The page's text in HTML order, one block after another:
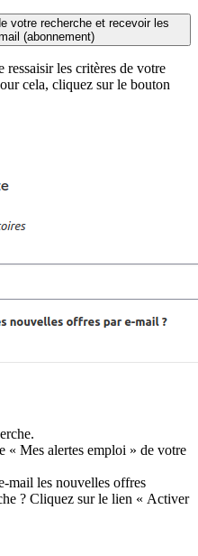
votre recherche et recevoir les
(abonnement)
ressaisir les critères de votre
cela, cliquez sur le bouton
« Mes alertes emploi » de votre
mail les nouvelles offres
? Cliquez sur le lien « Activer